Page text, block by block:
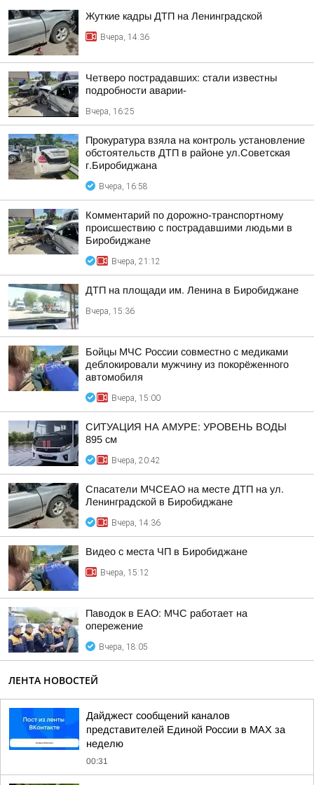
Жуткие кадры ДТП на Ленинградской
Вчера, 14:36
Четверо пострадавших: стали известны
подробности аварии-
Вчера, 16:25
Прокуратура взяла на контроль установление
обстоятельств ДТП в районе ул.Советская
г.Биробиджана
Вчера, 16:58
Комментарий по дорожно-транспортному
происшествию с пострадавшими людьми в
Биробиджане
Вчера, 21:12
ДТП на площади им. Ленина в Биробиджане
Вчера, 15:36
Бойцы МЧС России совместно с медиками
деблокировали мужчину из покорёженного
автомобиля
Вчера, 15:00
СИТУАЦИЯ НА АМУРЕ: УРОВЕНЬ ВОДЫ
895 см
Вчера, 20:42
Спасатели МЧСЕАО на месте ДТП на ул.
Ленинградской в Биробиджане
Вчера, 14:36
Видео с места ЧП в Биробиджане
Вчера, 15:12
Паводок в ЕАО: МЧС работает на
опережение
Вчера, 18:05
ЛЕНТА НОВОСТЕЙ
Дайджест сообщений каналов
представителей Единой России в МАХ за
неделю
00:31